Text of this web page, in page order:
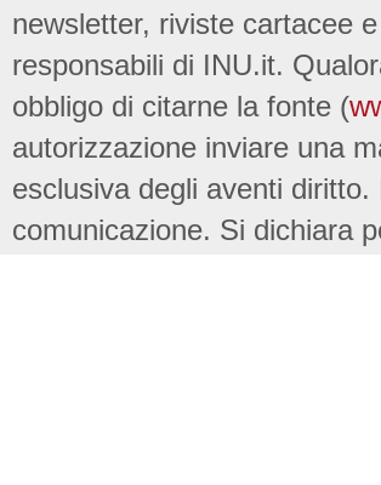
newsletter, riviste cartacee
responsabili di INU.it.
obbligo di citarne la fonte (
autorizzazione inviare una
esclusiva degli aventi
comunicazione. Si dichiara